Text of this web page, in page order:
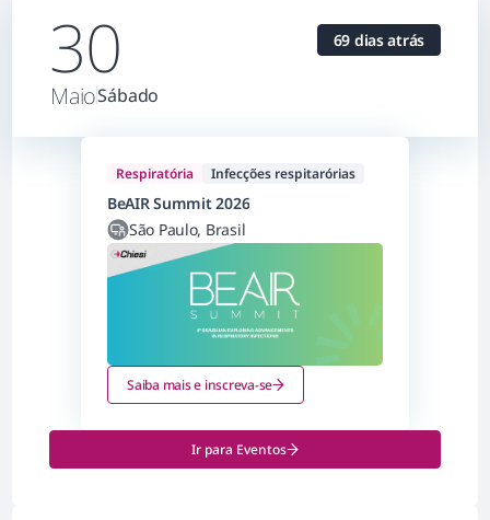
30
MaioSábado
69 dias atrás
Respiratória Infecções respitarórias
BeAIR Summit 2026
São Paulo, Brasil
Saiba mais e inscreva-se
Ir para Eventos